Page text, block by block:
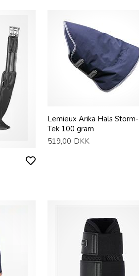
Lemieux Arika Hals Storm-
Tek 100 gram
519,00 DKK